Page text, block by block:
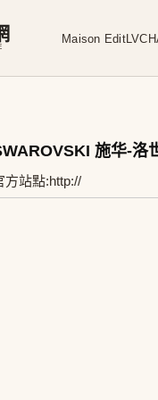
Maison EditLV
施华-洛
方站點:http://